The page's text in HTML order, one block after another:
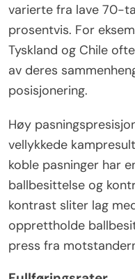
varierte fra lave 70-
prosentvis. For
Tyskland og Chile
av deres
posisjonering.
Høy
vellykkede
koble pasninger har
ballbesittelse og
kontrast sliter lag
opprettholde
press fra